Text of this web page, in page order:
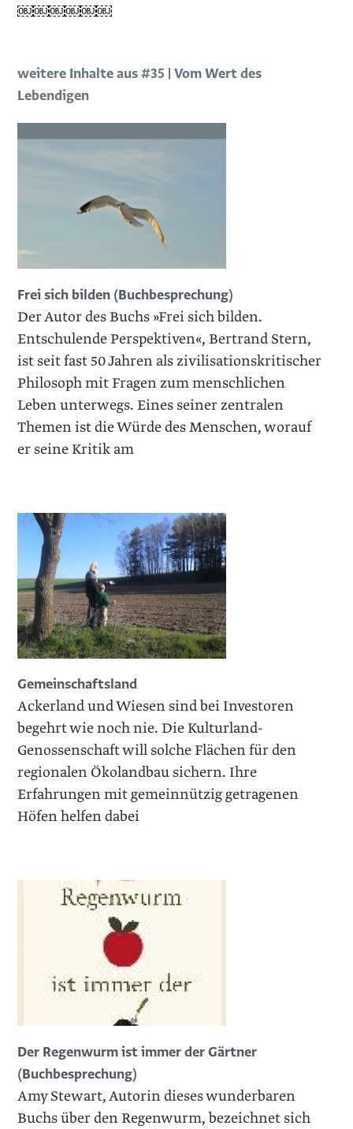
￼￼￼￼￼￼
weitere Inhalte aus #35 | Vom Wert des
Lebendigen
Frei sich bilden (Buchbesprechung)
Der Autor des Buchs »Frei sich bilden.
Entschulende Perspektiven«, Bertrand Stern,
ist seit fast 50 Jahren als zivilisationskritischer
Philosoph mit Fragen zum menschlichen
Leben unterwegs. Eines seiner zen­tralen
Themen ist die Würde des Menschen, worauf
er seine Kritik am
Gemeinschaftsland
Ackerland und Wiesen sind bei Investoren
begehrt wie noch nie. Die Kulturland-
Genossenschaft will solche Flächen für den
regionalen Ökolandbau sichern. Ihre
Erfahrungen mit gemeinnützig getragenen
Höfen helfen dabei
Der Regenwurm ist immer der Gärtner
(Buchbesprechung)
Amy Stewart, Autorin dieses wunderbaren
Buchs über den Regenwurm, bezeichnet sich